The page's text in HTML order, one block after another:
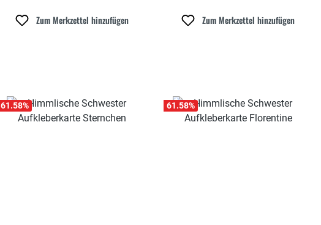
Zum Merkzettel hinzufügen Zum Merkzettel hinzufügen
61.58% 61.58%